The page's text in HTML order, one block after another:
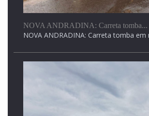
NOVA ANDRADINA: Carreta tomba...
NOVA ANDRADINA: Carreta tomba